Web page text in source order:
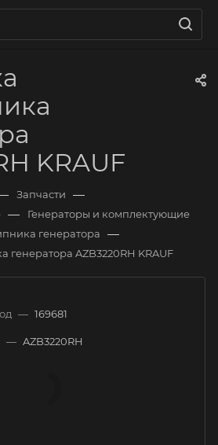
KRAUF
Запчасти —
— Генераторы и комплектующие
генератора —
AZB3220RH KRAUF
— 169681
— AZB3220RH